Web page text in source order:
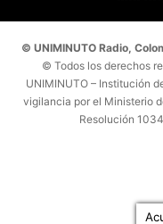
© UNIMINUTO Radio,
© Todos los derechos
UNIMINUTO – Institución
vigilancia por el Ministerio
Resolución